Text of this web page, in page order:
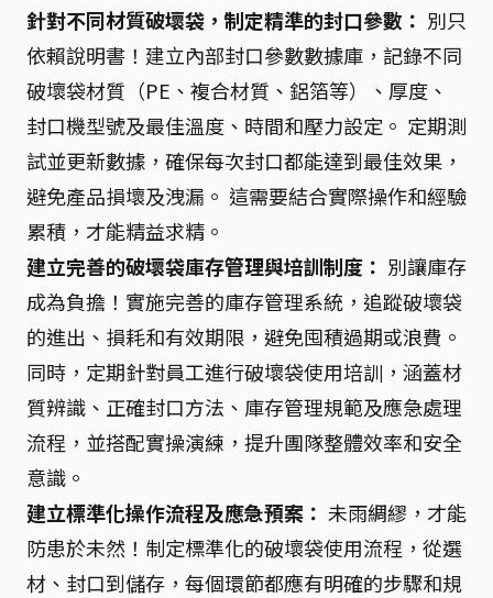
針對不同材質破壞袋，制定精準的封口參數： 別只
依賴說明書！建立內部封口參數數據庫，記錄不同
破壞袋材質（PE、複合材質、鋁箔等）、厚度、
封口機型號及最佳溫度、時間和壓力設定。 定期測
試並更新數據，確保每次封口都能達到最佳效果，
避免產品損壞及洩漏。 這需要結合實際操作和經驗
累積，才能精益求精。
建立完善的破壞袋庫存管理與培訓制度： 別讓庫存
成為負擔！實施完善的庫存管理系統，追蹤破壞袋
的進出、損耗和有效期限，避免囤積過期或浪費。
同時，定期針對員工進行破壞袋使用培訓，涵蓋材
質辨識、正確封口方法、庫存管理規範及應急處理
流程，並搭配實操演練，提升團隊整體效率和安全
意識。
建立標準化操作流程及應急預案： 未雨綢繆，才能
防患於未然！制定標準化的破壞袋使用流程，從選
材、封口到儲存，每個環節都應有明確的步驟和規